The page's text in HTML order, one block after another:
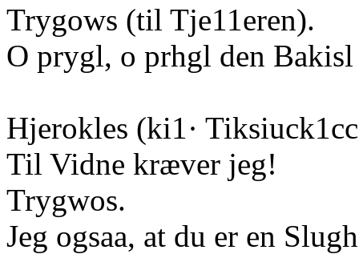
Trygows (til Tje11eren).
O prygl, o prhgl den Bakisl
Hjerokles (ki1·
Til Vidne kræver jeg!
Trygwos.
Jeg ogsaa, at du er en